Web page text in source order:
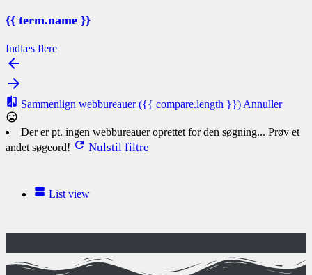
{{ term.name }}
Indlæs flere
Sammenlign webbureauer({{ compare.length }}) Annuller
Der er pt. ingen webbureauer oprettet for den søgning... Prøv et
andet søgeord!
Nulstil filtre
List view